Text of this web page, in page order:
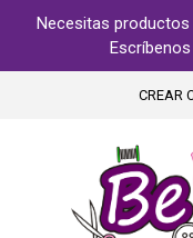
Necesitas productos
CREAR